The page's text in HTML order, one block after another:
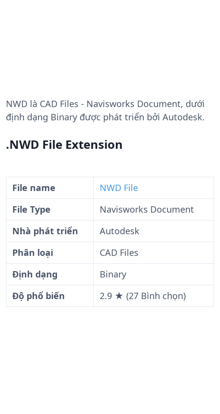
NWD là CAD Files - Navisworks Document, dưới
định dạng Binary được phát triển bởi Autodesk.
.NWD File Extension
File name
NWD File
File Type
Navisworks Document
Nhà phát triển
Autodesk
Phân loại
CAD Files
Định dạng
Binary
Độ phổ biến
2.9 ★ (27 Bình chọn)